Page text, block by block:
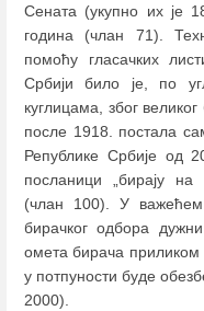
Сената (укупно их је
година (члан 71).
помоћу гласачких
Србији било је, по
куглицама, због
после 1918. постала
Републике Србије од
посланици „бирају
(члан 100). У важећем
бирачког одбора
омета бирача приликом
у потпуности буде
2000).